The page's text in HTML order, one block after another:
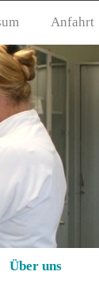
Anfahrt
Über uns